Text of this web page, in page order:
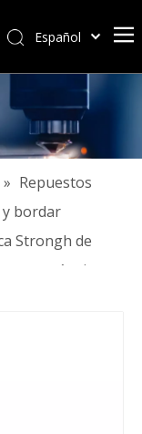
Español
Türk dili
Tiếng Việt
Português
Pусский
Français
» Repuestos
y bordar
Strongh de
máquinas